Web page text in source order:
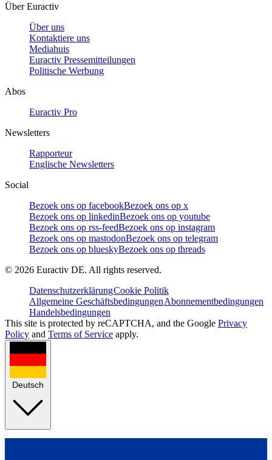
Über Euractiv
Über uns
Kontaktiere uns
Mediahuis
Euractiv Pressemitteilungen
Politische Werbung
Abos
Euractiv Pro
Newsletters
Rapporteur
Englische Newsletters
Social
Bezoek ons op facebookBezoek ons op x
Bezoek ons op linkedinBezoek ons op youtube
Bezoek ons op rss-feedBezoek ons op instagram
Bezoek ons op mastodonBezoek ons op telegram
Bezoek ons op blueskyBezoek ons op threads
© 2026 Euractiv DE. All rights reserved.
DatenschutzerklärungCookie Politik
Allgemeine GeschäftsbedingungenAbonnementbedingungen
Handelsbedingungen
This site is protected by reCAPTCHA, and the Google Privacy
Policy and Terms of Service apply.
Deutsch